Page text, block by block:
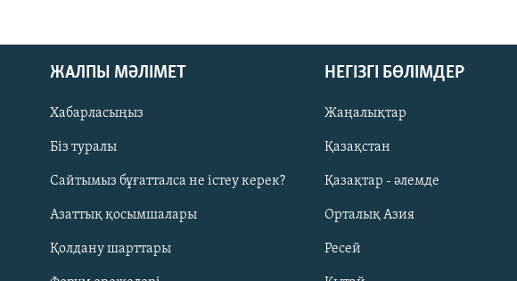
Русский
ЖАЗЫЛЫҢЫЗ
ЖАЛПЫ МӘЛІМЕТ
Хабарласыңыз
Біз туралы
Сайтымыз бұғатталса не істеу керек?
Азаттық қосымшалары
Қолдану шарттары
НЕГІЗГІ БӨЛІМДЕР
Жаңалықтар
Қазақстан
Қазақтар - әлемде
Орталық Азия
Ресей